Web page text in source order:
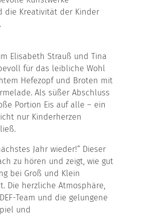
die Kreativität der Kinder
Elisabeth Strauß und Tina
für das leibliche Wohl
Hefezopf und Broten mit
Als süßer Abschluss
Portion Eis auf alle – ein
nur Kinderherzen
Jahr wieder!“ Dieser
zu hören und zeigt, wie gut
bei Groß und Klein
Die herzliche Atmosphäre,
Team und die gelungene
und